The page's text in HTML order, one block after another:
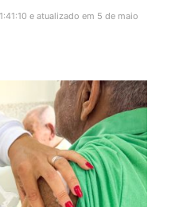
e atualizado em 5 de maio